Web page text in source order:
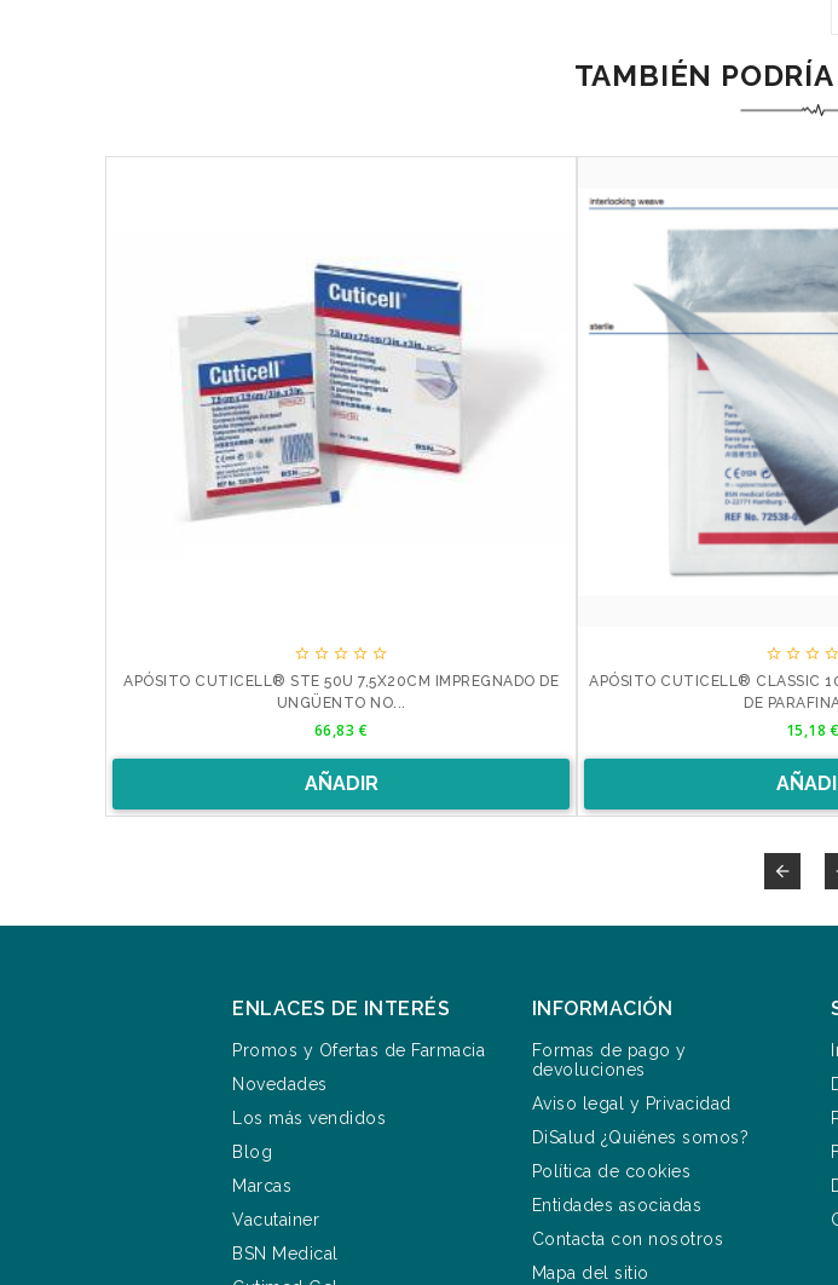
TAMBIÉN
    
APÓSITO CUTICELL® STE 50U 7,5X20CM IMPREGNADO DE
UNGÜENTO NO...
Precio
66,83 €
AÑADIR
   
APÓSITO CUTICELL® CLASSIC
DE
15,18 €

ENLACES DE INTERÉS
Promos y Ofertas de Farmacia
Novedades
Los más vendidos
Blog
Marcas
Vacutainer
BSN Medical
INFORMACIÓN
Formas de pago y
devoluciones
Aviso legal y Privacidad
DiSalud ¿Quiénes somos?
Política de cookies
Entidades asociadas
Contacta con nosotros
Mapa del sitio